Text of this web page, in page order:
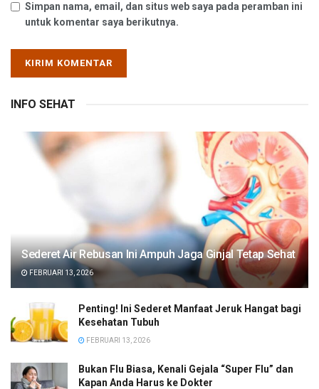
Simpan nama, email, dan situs web saya pada peramban ini
untuk komentar saya berikutnya.
INFO SEHAT
Sederet Air Rebusan Ini Ampuh Jaga Ginjal Tetap Sehat
FEBRUARI 13, 2026
Penting! Ini Sederet Manfaat Jeruk Hangat bagi
Kesehatan Tubuh
FEBRUARI 13, 2026
Bukan Flu Biasa, Kenali Gejala “Super Flu” dan
Kapan Anda Harus ke Dokter